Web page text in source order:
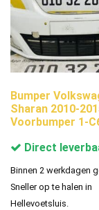
Bumper
Sharan 2010-
Voorbumper 1-
Direct
Binnen 2 werkdagen
Sneller op te halen in
Hellevoetsluis.